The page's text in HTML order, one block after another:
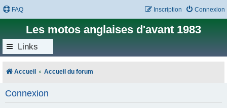
FAQ Connexion
Inscription
Les motos anglaises d'avant 1983
Links
Accueil Accueil du forum
Connexion